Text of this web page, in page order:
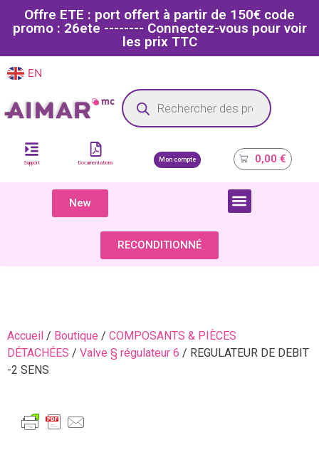
Offre ETE : port offert à partir de 150€ code
promo : 26ete -------- Connectez-vous pour voir
les prix TTC
EN
Site dédié aux professionnels de la santé
Support Documentations
Mon compte 0,00€
New
RECONDITIONNÉ
Accueil / Boutique / COMPOSANTS & PIÈCES
DÉTACHÉES / Valve § régulateur 6 / REGULATEUR DE DEBIT
-2 SENS